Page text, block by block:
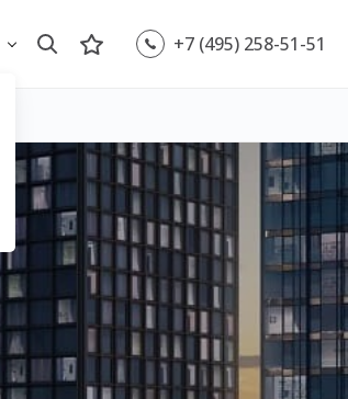
+7 (495) 258-51-51